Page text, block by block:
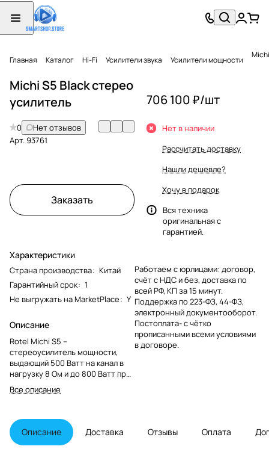
Главная Каталог Hi-Fi Усилители звука Усилители мощности
Michi S5 Black стерео
усилитель
0
Нет отзывов
Арт.93761
Заказать
Характеристики
Страна производства: Китай
Гарантийный срок: 1
Не выгружать на MarketPlace: Y
Описание
Rotel Michi S5 –
стереоусилитель мощности,
выдающий 500 Ватт на канал в
нагрузку 8 Ом и до 800 Ватт при
снижении нагрузки
сопротивления до 4 Ом. В
входы на RCA и симметричные
на XLR. Блок питания построен
на двух силовых
Все описание
706 100 ₽/шт
Нет в наличии
Рассчитать доставку
Нашли дешевле?
Хочу в подарок
Вся техника
оригинальная с
гарантией.
Работаем с юрлицами: договор,
счёт с НДС и без, доставка по
всей РФ, КП за 15 минут.
Поддержка по 223-ФЗ, 44-ФЗ,
электронный документооборот.
Постоплата- с чётко
прописанными всеми условиями
в договоре.
Описание Доставка Отзывы Оплата